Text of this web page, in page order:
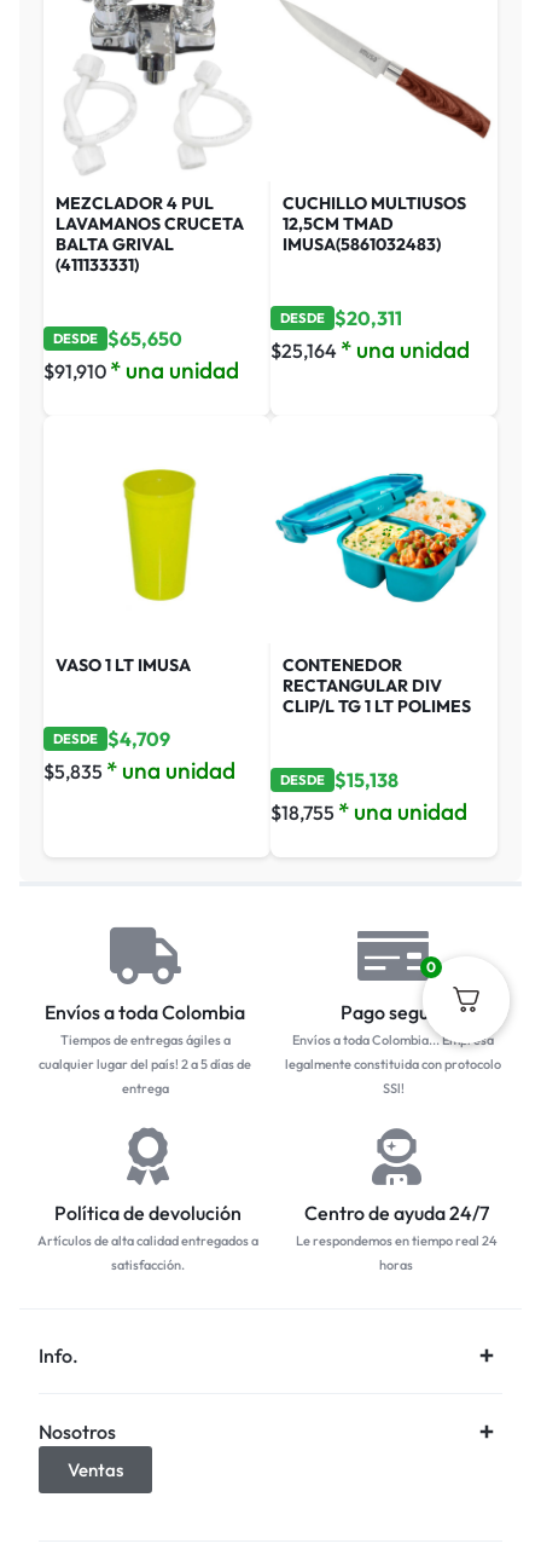
MEZCLADOR 4 PUL
LAVAMANOS CRUCETA
BALTA GRIVAL
(411133331)
DESDE $65,650
$91,910 * una unidad
CUCHILLO MULTIUSOS
12,5CM TMAD
IMUSA(5861032483)
DESDE $20,311
$25,164 * una unidad
VASO 1 LT IMUSA
DESDE $4,709
$5,835 * una unidad
CONTENEDOR
RECTANGULAR DIV
CLIP/L TG 1 LT POLIMES
DESDE $15,138
$18,755 * una unidad
Envíos a toda Colombia
Tiempos de entregas ágiles a
cualquier lugar del país! 2 a 5 días de
entrega
Pago seguro
Envíos a toda Colombia... Empresa
legalmente constituida con protocolo
SSl!
Política de devolución
Artículos de alta calidad entregados a
satisfacción.
Centro de ayuda 24/7
Le respondemos en tiempo real 24
horas
Info.
Nosotros
Ventas
0